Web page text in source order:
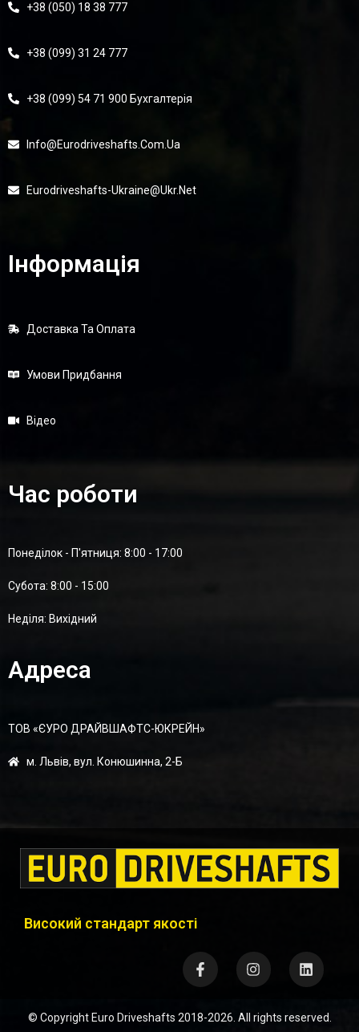
+38 (050) 18 38 777
+38 (099) 31 24 777
+38 (099) 54 71 900 Бухгалтерія
Info@eurodriveshafts.com.ua
Eurodriveshafts-Ukraine@ukr.net
Інформація
Доставка Та Оплата
Умови Придбання
Відео
Час роботи
Понеділок - П'ятниця: 8:00 - 17:00
Суботa: 8:00 - 15:00
Неділя: Вихідний
Адреса
ТОВ «ЄУРО ДРАЙВШАФТC-ЮКРЕЙН»
м. Львів, вул. Конюшинна, 2-Б
Високий стандарт якості
© CopyrightEuro Driveshafts 2018-2026. All rights reserved.